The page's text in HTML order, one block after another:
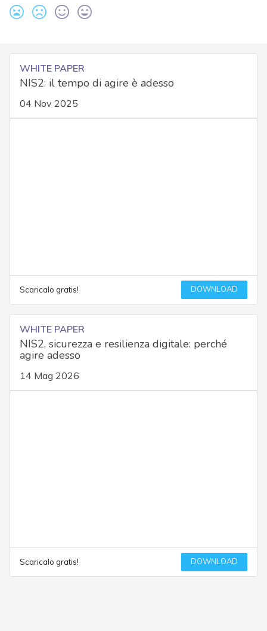
WHITE PAPER
NIS2: il tempo di agire è adesso
04 Nov 2025
Scaricalo gratis! DOWNLOAD
WHITE PAPER
NIS2, sicurezza e resilienza digitale: perché
agire adesso
14 Mag 2026
Scaricalo gratis! DOWNLOAD